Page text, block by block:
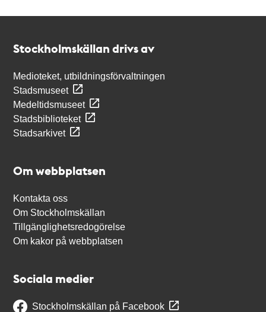
Stockholmskällan drivs av
Medioteket, utbildningsförvaltningen
Stadsmuseet
Medeltidsmuseet
Stadsbiblioteket
Stadsarkivet
Om webbplatsen
Kontakta oss
Om Stockholmskällan
Tillgänglighetsredogörelse
Om kakor på webbplatsen
Sociala medier
Stockholmskällan på Facebook